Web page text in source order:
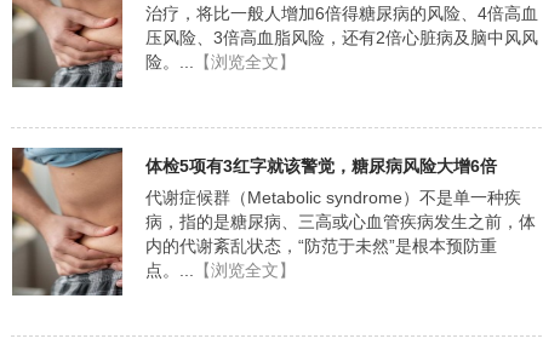
治疗，将比一般人增加6倍得糖尿病的风险、4倍高血
压风险、3倍高血脂风险，还有2倍心脏病及脑中风风
险。...
【浏览全文】
体检5项有3红字就该警觉，糖尿病风险大增6倍
代谢症候群（Metabolic syndrome）不是单一种疾
病，指的是糖尿病、三高或心血管疾病发生之前，体
内的代谢紊乱状态，“防范于未然”是根本预防重
点。...
【浏览全文】